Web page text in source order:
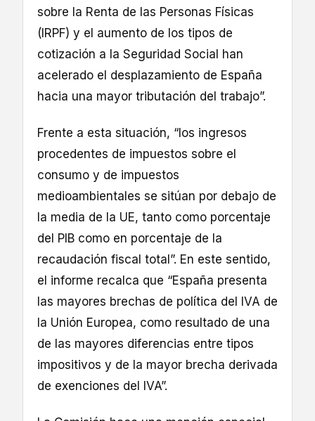
sobre la Renta de las Personas Físicas
(IRPF) y el aumento de los tipos de
cotización a la Seguridad Social han
acelerado el desplazamiento de España
hacia una mayor tributación del trabajo”.
Frente a esta situación, “los ingresos
procedentes de impuestos sobre el
consumo y de impuestos
medioambientales se sitúan por debajo de
la media de la UE, tanto como porcentaje
del PIB como en porcentaje de la
recaudación fiscal total”. En este sentido,
el informe recalca que “España presenta
las mayores brechas de política del IVA de
la Unión Europea, como resultado de una
de las mayores diferencias entre tipos
impositivos y de la mayor brecha derivada
de exenciones del IVA”.